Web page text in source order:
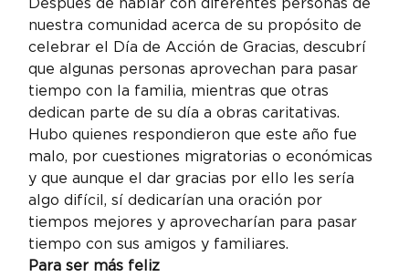
nuestra comunidad acerca de su propósito de
celebrar el Día de Acción de Gracias, descubrí
que algunas personas aprovechan para pasar
tiempo con la familia, mientras que otras
dedican parte de su día a obras caritativas.
Hubo quienes respondieron que este año fue
malo, por cuestiones migratorias o económicas
y que aunque el dar gracias por ello les sería
algo difícil, sí dedicarían una oración por
tiempos mejores y aprovecharían para pasar
tiempo con sus amigos y familiares.
Para ser más feliz